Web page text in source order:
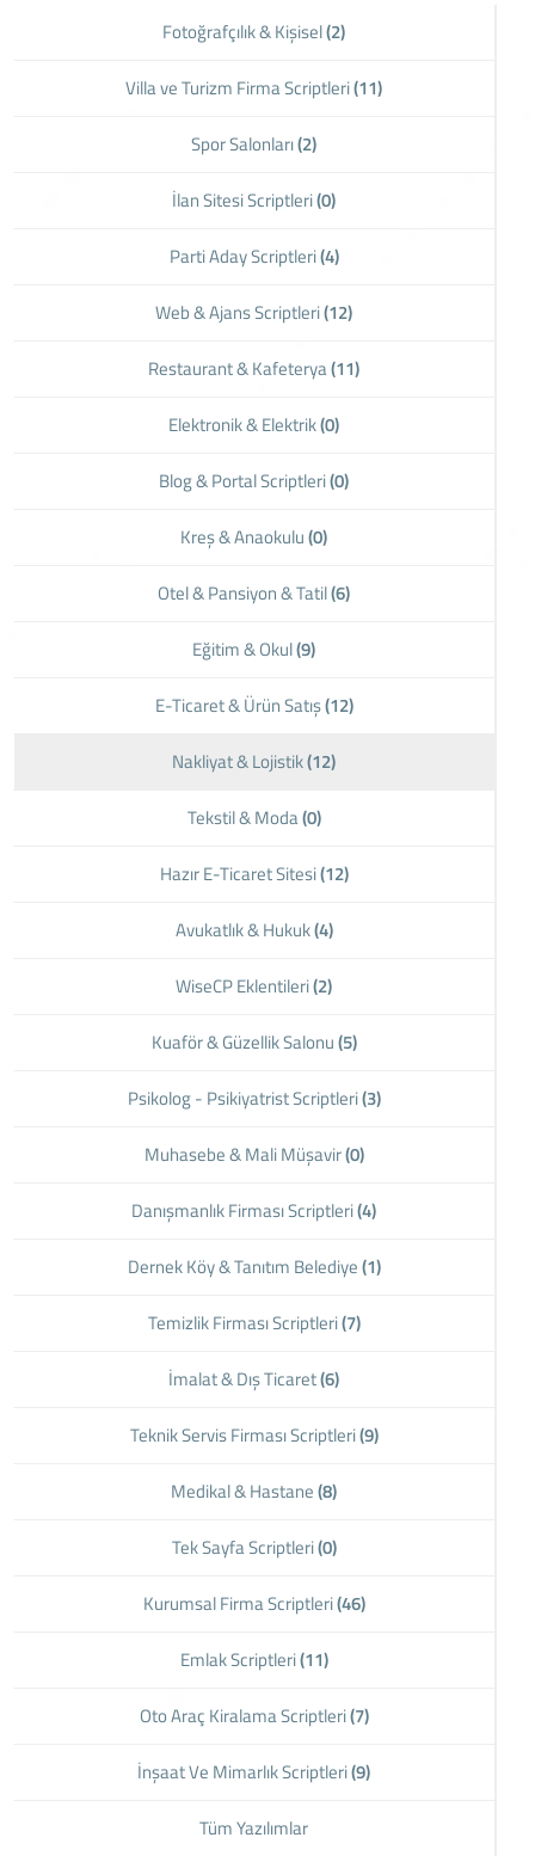
Fotoğrafçılık & Kişisel(2)
Villa ve Turizm Firma Scriptleri(11)
Spor Salonları(2)
İlan Sitesi Scriptleri(0)
Parti Aday Scriptleri(4)
Web & Ajans Scriptleri(12)
Restaurant & Kafeterya(11)
Elektronik & Elektrik(0)
Blog & Portal Scriptleri(0)
Kreş & Anaokulu(0)
Otel & Pansiyon & Tatil(6)
Eğitim & Okul(9)
E-Ticaret & Ürün Satış(12)
Nakliyat & Lojistik(12)
Tekstil & Moda(0)
Hazır E-Ticaret Sitesi(12)
Avukatlık & Hukuk(4)
WiseCP Eklentileri(2)
Kuaför & Güzellik Salonu(5)
Psikolog - Psikiyatrist Scriptleri(3)
Muhasebe & Mali Müşavir(0)
Danışmanlık Firması Scriptleri(4)
Dernek Köy & Tanıtım Belediye(1)
Temizlik Firması Scriptleri(7)
İmalat & Dış Ticaret(6)
Teknik Servis Firması Scriptleri(9)
Medikal & Hastane(8)
Tek Sayfa Scriptleri(0)
Kurumsal Firma Scriptleri(46)
Emlak Scriptleri(11)
Oto Araç Kiralama Scriptleri(7)
İnşaat Ve Mimarlık Scriptleri(9)
Tüm Yazılımlar